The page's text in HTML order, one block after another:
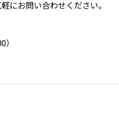
にお問い合わせください。
）